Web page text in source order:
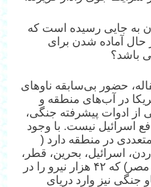
به جایی رسیده است که
حال آماده شدن برای
باشد؟
حضور بی‌سابقه ناوهای
در آب‌های منطقه و
ادوات پیشرفته جنگی،
اسرائیل نیست. با وجود
متعددی در منطقه دارد (
اسرائیل، بحرین، قطر،
امارات متحده عربی و مصر) که ۴۲ هزار نیرو را در
جای داده‌اند، ۳۲ ناو جنگی نیز وارد دریای